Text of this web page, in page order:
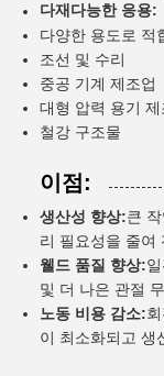
다재다능한 응용:
다양한 용도로 적
조선 및 수리
중공 기계 제조업
대형 압력 용기 제
철강 구조물
이점:
생산성 향상:큰
리 필요성을 줄여
웰드 품질 향상:
및 더 나은 관절
노동 비용 감소:
이 최소화되고 생